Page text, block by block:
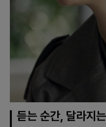
듣는 순간, 달라지